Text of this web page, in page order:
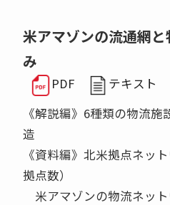
米アマゾンの流通網
み
PDF
テキスト
《解説編》6種類の物流
造
《資料編》北米拠点ネッ
拠点数）
米アマゾンの物流ネッ